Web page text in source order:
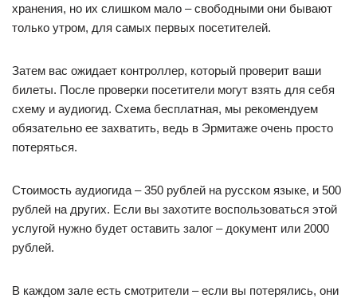
хранения, но их слишком мало – свободными они бывают
только утром, для самых первых посетителей.
Затем вас ожидает контроллер, который проверит ваши
билеты. После проверки посетители могут взять для себя
схему и аудиогид. Схема бесплатная, мы рекомендуем
обязательно ее захватить, ведь в Эрмитаже очень просто
потеряться.
Стоимость аудиогида – 350 рублей на русском языке, и 500
рублей на других. Если вы захотите воспользоваться этой
услугой нужно будет оставить залог – документ или 2000
рублей.
В каждом зале есть смотрители – если вы потерялись, они